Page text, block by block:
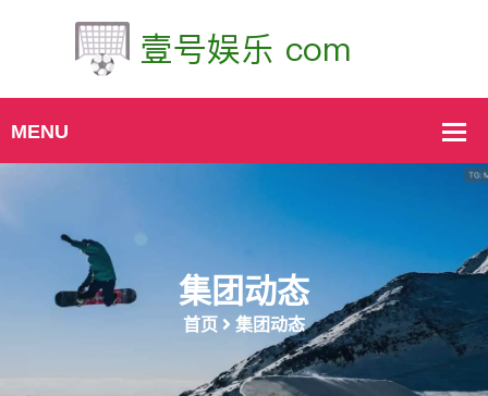
集团动态
首页 集团动态